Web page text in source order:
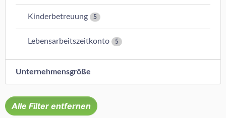
Kinderbetreuung 5
Lebensarbeitszeitkonto 5
Unternehmensgröße
Alle Filter entfernen